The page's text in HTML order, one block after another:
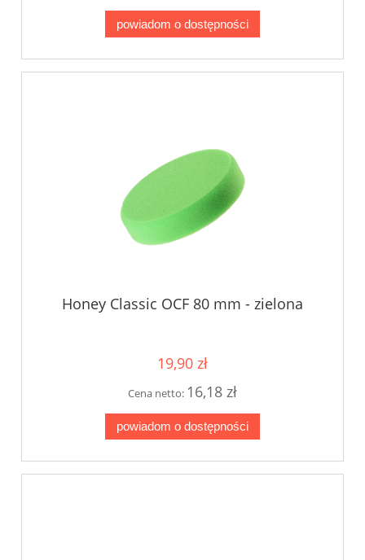
powiadom o dostępności
Honey Classic OCF 80 mm - zielona
19,90 zł
Cena netto: 16,18 zł
powiadom o dostępności